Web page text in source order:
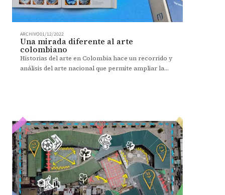
ARCHIVO01/12/2022
Una mirada diferente al arte
colombiano
Historias del arte en Colombia hace un recorrido y
análisis del arte nacional que permite ampliar la